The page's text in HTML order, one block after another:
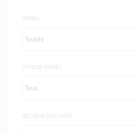
ANNÉE
TYPE DE PROJET
SECTEUR D'ACTIVITÉ